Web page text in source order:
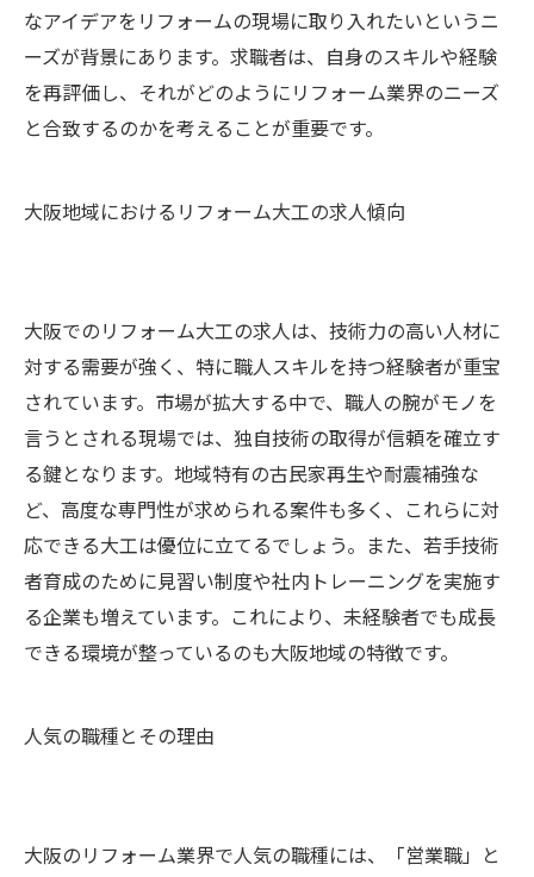
なアイデアをリフォームの現場に取り入れたいというニ
ーズが背景にあります。求職者は、自身のスキルや経験
を再評価し、それがどのようにリフォーム業界のニーズ
と合致するのかを考えることが重要です。
大阪地域におけるリフォーム大工の求人傾向
大阪でのリフォーム大工の求人は、技術力の高い人材に
対する需要が強く、特に職人スキルを持つ経験者が重宝
されています。市場が拡大する中で、職人の腕がモノを
言うとされる現場では、独自技術の取得が信頼を確立す
る鍵となります。地域特有の古民家再生や耐震補強な
ど、高度な専門性が求められる案件も多く、これらに対
応できる大工は優位に立てるでしょう。また、若手技術
者育成のために見習い制度や社内トレーニングを実施す
る企業も増えています。これにより、未経験者でも成長
できる環境が整っているのも大阪地域の特徴です。
人気の職種とその理由
大阪のリフォーム業界で人気の職種には、「営業職」と